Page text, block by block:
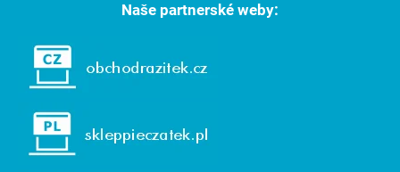
Naše partnerské weby: